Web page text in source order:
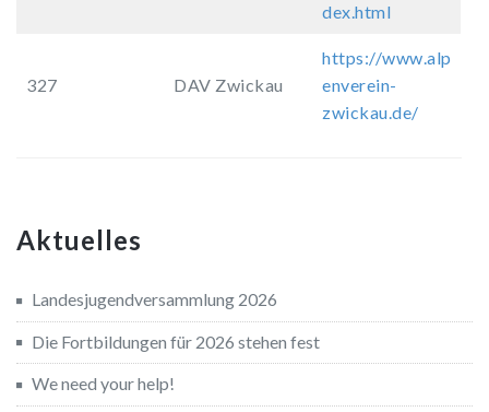
dex.html
327 DAV Zwickau
https://www.alp
enverein-
zwickau.de/
Aktuelles
Landesjugendversammlung 2026
Die Fortbildungen für 2026 stehen fest
We need your help!